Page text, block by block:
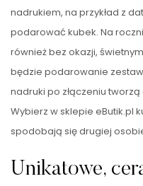
nadrukiem, na przykład z
podarować kubek. Na
również bez okazji,
będzie podarowanie
nadruki po złączeniu
Wybierz w sklepie eButik.pl
spodobają się drugiej
Unikatowe,